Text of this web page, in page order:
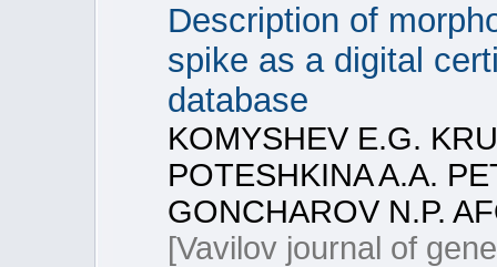
Description of
spike as a digital
database
KOMYSHEV E.G.
POTESHKINA A.A.
GONCHAROV N.P.
[Vavilov journal of